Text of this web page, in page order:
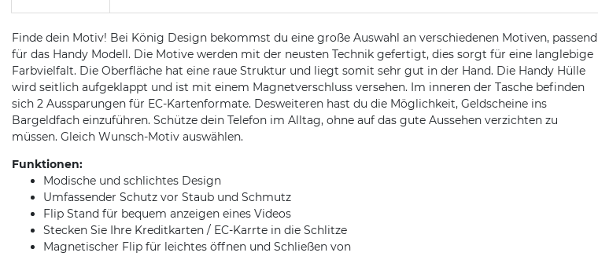
Finde dein Motiv! Bei König Design bekommst du eine große Auswahl an verschiedenen Motiven, passend
für das Handy Modell. Die Motive werden mit der neusten Technik gefertigt, dies sorgt für eine langlebige
Farbvielfalt. Die Oberfläche hat eine raue Struktur und liegt somit sehr gut in der Hand. Die Handy Hülle
wird seitlich aufgeklappt und ist mit einem Magnetverschluss versehen. Im inneren der Tasche befinden
sich 2 Aussparungen für EC-Kartenformate. Desweiteren hast du die Möglichkeit, Geldscheine ins
Bargeldfach einzuführen. Schütze dein Telefon im Alltag, ohne auf das gute Aussehen verzichten zu
müssen. Gleich Wunsch-Motiv auswählen.
Funktionen:
Modische und schlichtes Design
Umfassender Schutz vor Staub und Schmutz
Flip Stand für bequem anzeigen eines Videos
Stecken Sie Ihre Kreditkarten / EC-Karrte in die Schlitze
Magnetischer Flip für leichtes öffnen und Schließen von